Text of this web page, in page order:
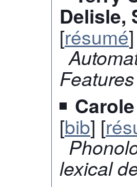
Delisle,
[résumé]
[bib] [
lexical